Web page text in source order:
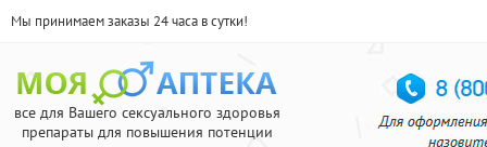
Мы принимаем заказы 24 часа в сутки!
все для Вашего сексуального здоровья
препараты для повышения потенции